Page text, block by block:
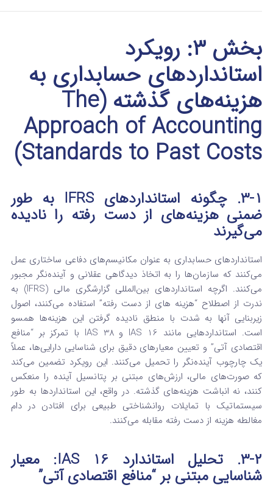
بخش ۳: رویکرد
استانداردهای حسابداری به
هزینه‌های گذشته (The
Approach of Accounting
Standards to Past Costs)
۳-۱. چگونه استانداردهای IFRS به طور
ضمنی هزینه‌های از دست رفته را نادیده
می‌گیرند
استانداردهای حسابداری به عنوان مکانیسم‌های دفاعی ساختاری عمل
می‌کنند که سازمان‌ها را به اتخاذ دیدگاهی عقلانی و آینده‌نگر مجبور
می‌کنند. اگرچه استانداردهای بین‌المللی گزارشگری مالی (IFRS) به
ندرت از اصطلاح “هزینه های از دست رفته” استفاده می‌کنند، اصول
زیربنایی آنها به شدت با منطق نادیده گرفتن این هزینه‌ها همسو
است.
استانداردهایی مانند IAS 16 و IAS 38 با تمرکز بر “منافع
اقتصادی آتی” و تعیین معیارهای دقیق برای شناسایی دارایی‌ها، عملاً
یک چارچوب آینده‌نگر را تحمیل می‌کنند. این رویکرد تضمین می‌کند
که صورت‌های مالی، ارزش‌های مبتنی بر پتانسیل آینده را منعکس
کنند، نه انباشت هزینه‌های گذشته. در واقع، این استانداردها به طور
سیستماتیک با تمایلات روانشناختی طبیعی برای افتادن در دام
مغالطه هزینه از دست رفته مقابله می‌کنند.
۳-۲. تحلیل استاندارد IAS 16: معیار
شناسایی مبتنی بر “منافع اقتصادی آتی”